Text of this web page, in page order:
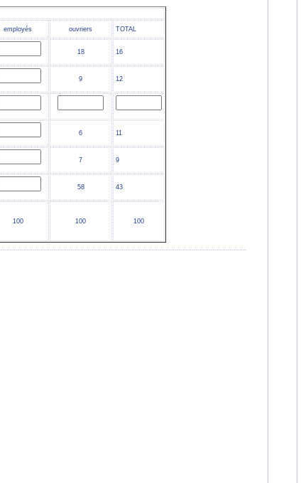
employés ouvriers TOTAL
18 16
9 12
6 11
7 9
58 43
100 100 100